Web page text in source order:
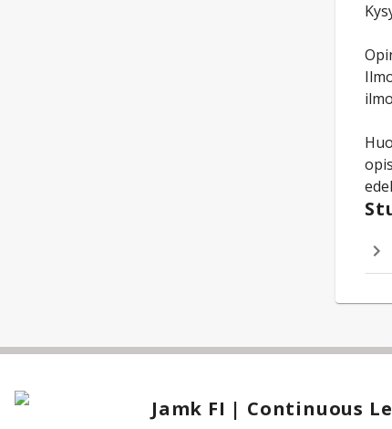
Jamk FI | Continuous